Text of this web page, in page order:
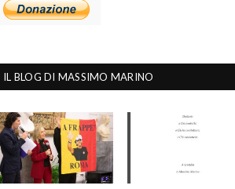
IL BLOG DI MASSIMO MARINO